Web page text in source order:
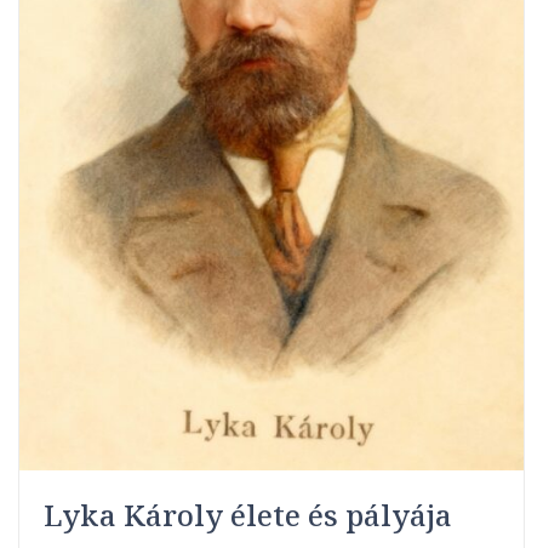
Lyka Károly élete és pályája